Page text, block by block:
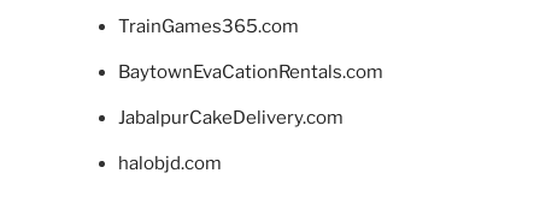
TrainGames365.com
BaytownEvaCationRentals.com
JabalpurCakeDelivery.com
halobjd.com